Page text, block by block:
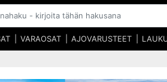
VARAOSAT AJOVARUSTEET